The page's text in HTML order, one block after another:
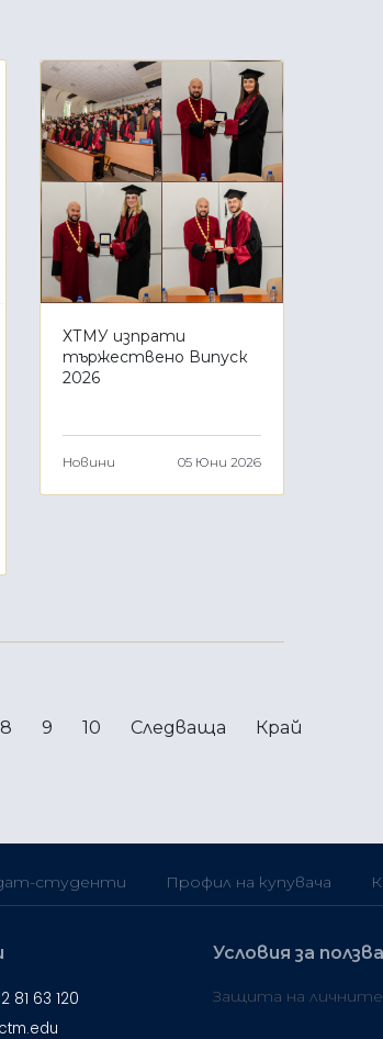
ХТМУ изпрати
тържествено Випуск
2026
Новини 05 Юни 2026
8 9 10 Следваща Край
студенти Профил на купувача
81 63 120
Условия за
Защита на личните